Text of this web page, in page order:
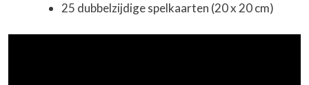
25 dubbelzijdige spelkaarten (20 x 20 cm)